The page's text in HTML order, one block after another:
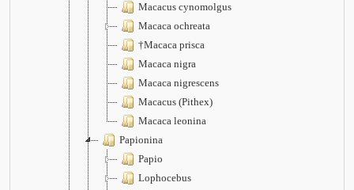
Macacus cynomolgus
Macaca ochreata
†Macaca prisca
Macaca nigra
Macaca nigrescens
Macacus (Pithex)
Macaca leonina
Papionina
Papio
Lophocebus